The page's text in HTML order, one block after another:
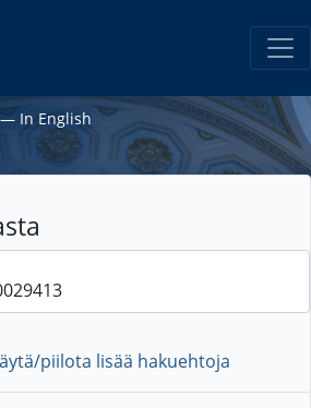
― In English
piilota lisää hakuehtoja